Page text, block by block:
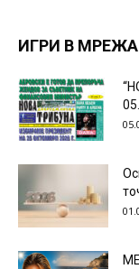
ИГРИ В МРЕЖА